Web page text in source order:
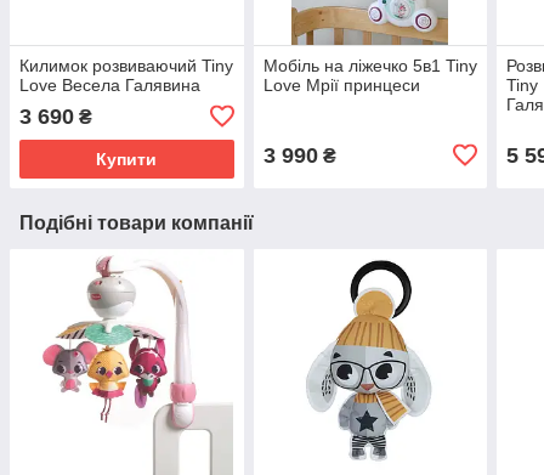
Килимок розвиваючий Tiny
Love Весела Галявина
3 690 ₴
Купити
Мобіль на ліжечко 5в1 Tiny
Love Мрії принцеси
3 990₴
Tiny
5
Подібні товари компанії